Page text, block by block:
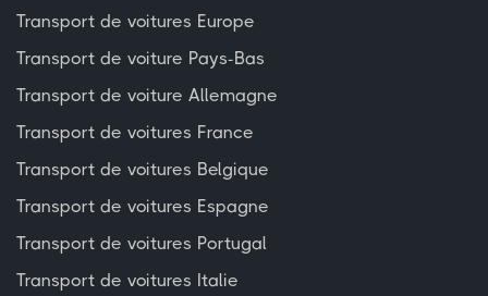
Transport de voitures Europe
Transport de voiture Pays-Bas
Transport de voiture Allemagne
Transport de voitures France
Transport de voitures Belgique
Transport de voitures Espagne
Transport de voitures Portugal
Transport de voitures Italie